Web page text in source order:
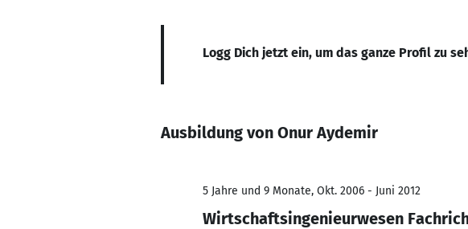
Logg Dich jetzt ein, um das ganze Profil zu
Ausbildung von Onur Aydemir
5 Jahre und 9 Monate, Okt. 2006 - Juni 2012
Wirtschaftsingenieurwesen